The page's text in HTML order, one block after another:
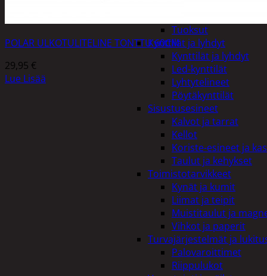
Tuoksut
Kynttilät ja lyhdyt
Kynttilät ja lyhdyt
Led-kynttilät
Lyhtytelineet
Pöytäkynttilät
Sisustusesineet
Kalvot ja tarrat
Kellot
Koriste-esineet ja
Taulut ja kehykset
Toimistotarvikkeet
Kynät ja kumit
Liimat ja teipit
Muistitaulut ja
Vihkot ja paperit
Turvajärjestelmät ja
Palovaroittimet
Riippulukot
POLAR ULKOTULITELINE TONTTU 60CM
29,95 €
Lue Lisää